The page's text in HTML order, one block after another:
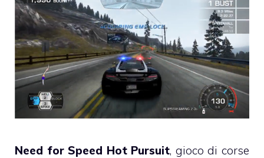
Need for Speed Hot Pursuit, gioco di corse